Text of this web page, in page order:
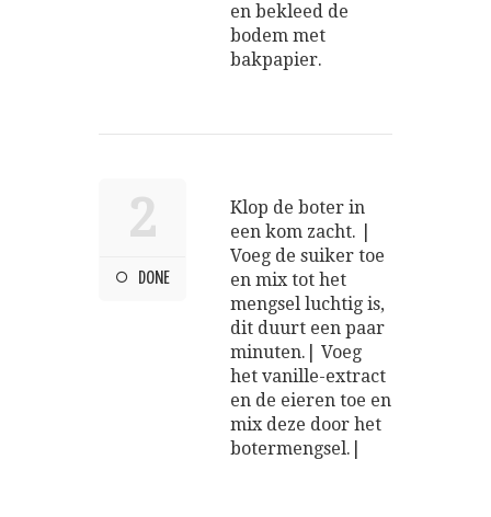
en bekleed de
bodem met
bakpapier.
2
DONE
Klop de boter in
een kom zacht. |
Voeg de suiker toe
en mix tot het
mengsel luchtig is,
dit duurt een paar
minuten.| Voeg
het vanille-extract
en de eieren toe en
mix deze door het
botermengsel.|